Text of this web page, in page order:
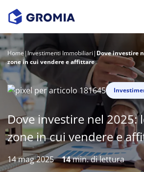
Home|Investimenti Immobiliari| Dove investire
zone in cui vendere e affittare
Dove investire nel 2025:
zone in cui vendere e
14 mag 2025 14min. di lettura